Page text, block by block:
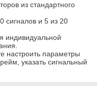
из стандартного
сигналов и 5 из 20
индивидуальной
настроить параметры
указать сигнальный